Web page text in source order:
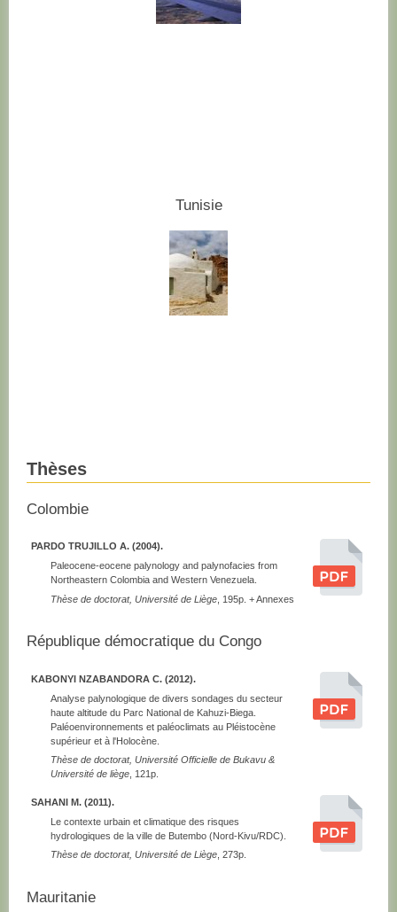
Tunisie
Thèses
Colombie
PARDO TRUJILLO A. (2004).
Paleocene-eocene palynology and palynofacies from
Northeastern Colombia and Western Venezuela.
Thèse de doctorat, Université de Liège , 195p. + Annexes
République démocratique du Congo
KABONYI NZABANDORA C. (2012).
Analyse palynologique de divers sondages du secteur
haute altitude du Parc National de Kahuzi-Biega.
Paléoenvironnements et paléoclimats au Pléistocène
supérieur et à l'Holocène.
Thèse de doctorat, Université Officielle de Bukavu &
Université de liège , 121p.
SAHANI M. (2011).
Le contexte urbain et climatique des risques
hydrologiques de la ville de Butembo (Nord-Kivu/RDC).
Thèse de doctorat, Université de Liège , 273p.
Mauritanie